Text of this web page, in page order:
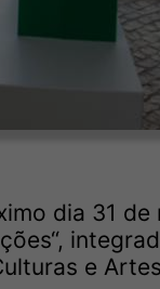
dia 31 de
e